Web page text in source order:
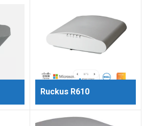
Ruckus R610